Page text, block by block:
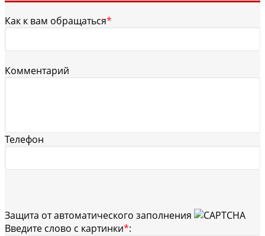
Как к вам обращаться*
Комментарий
Телефон
Защита от автоматического заполнения
Введите слово с картинки*: